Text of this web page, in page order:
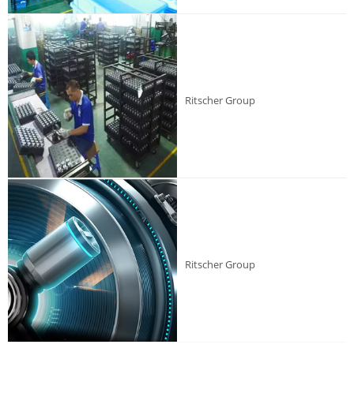
Ritscher Group
Ritscher Group